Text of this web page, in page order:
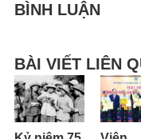
BÌNH LUẬN
BÀI VIẾT LIÊN